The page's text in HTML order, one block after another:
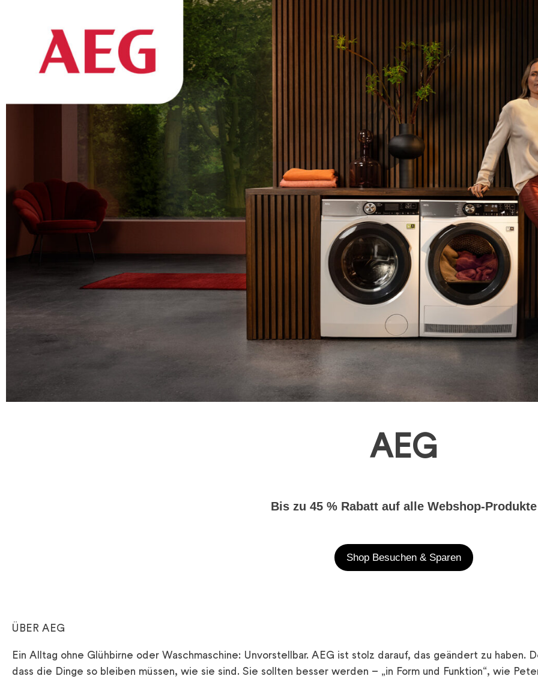
AEG
Bis zu 45 % Rabatt auf alle Webshop-Produkte
Shop Besuchen & Sparen
ÜBER AEG
Ein Alltag ohne Glühbirne oder Waschmaschine: Unvorstellbar. AEG ist stolz darauf, das geändert zu haben.
dass die Dinge so bleiben müssen, wie sie sind. Sie sollten besser werden – „in Form und Funktion“, wie